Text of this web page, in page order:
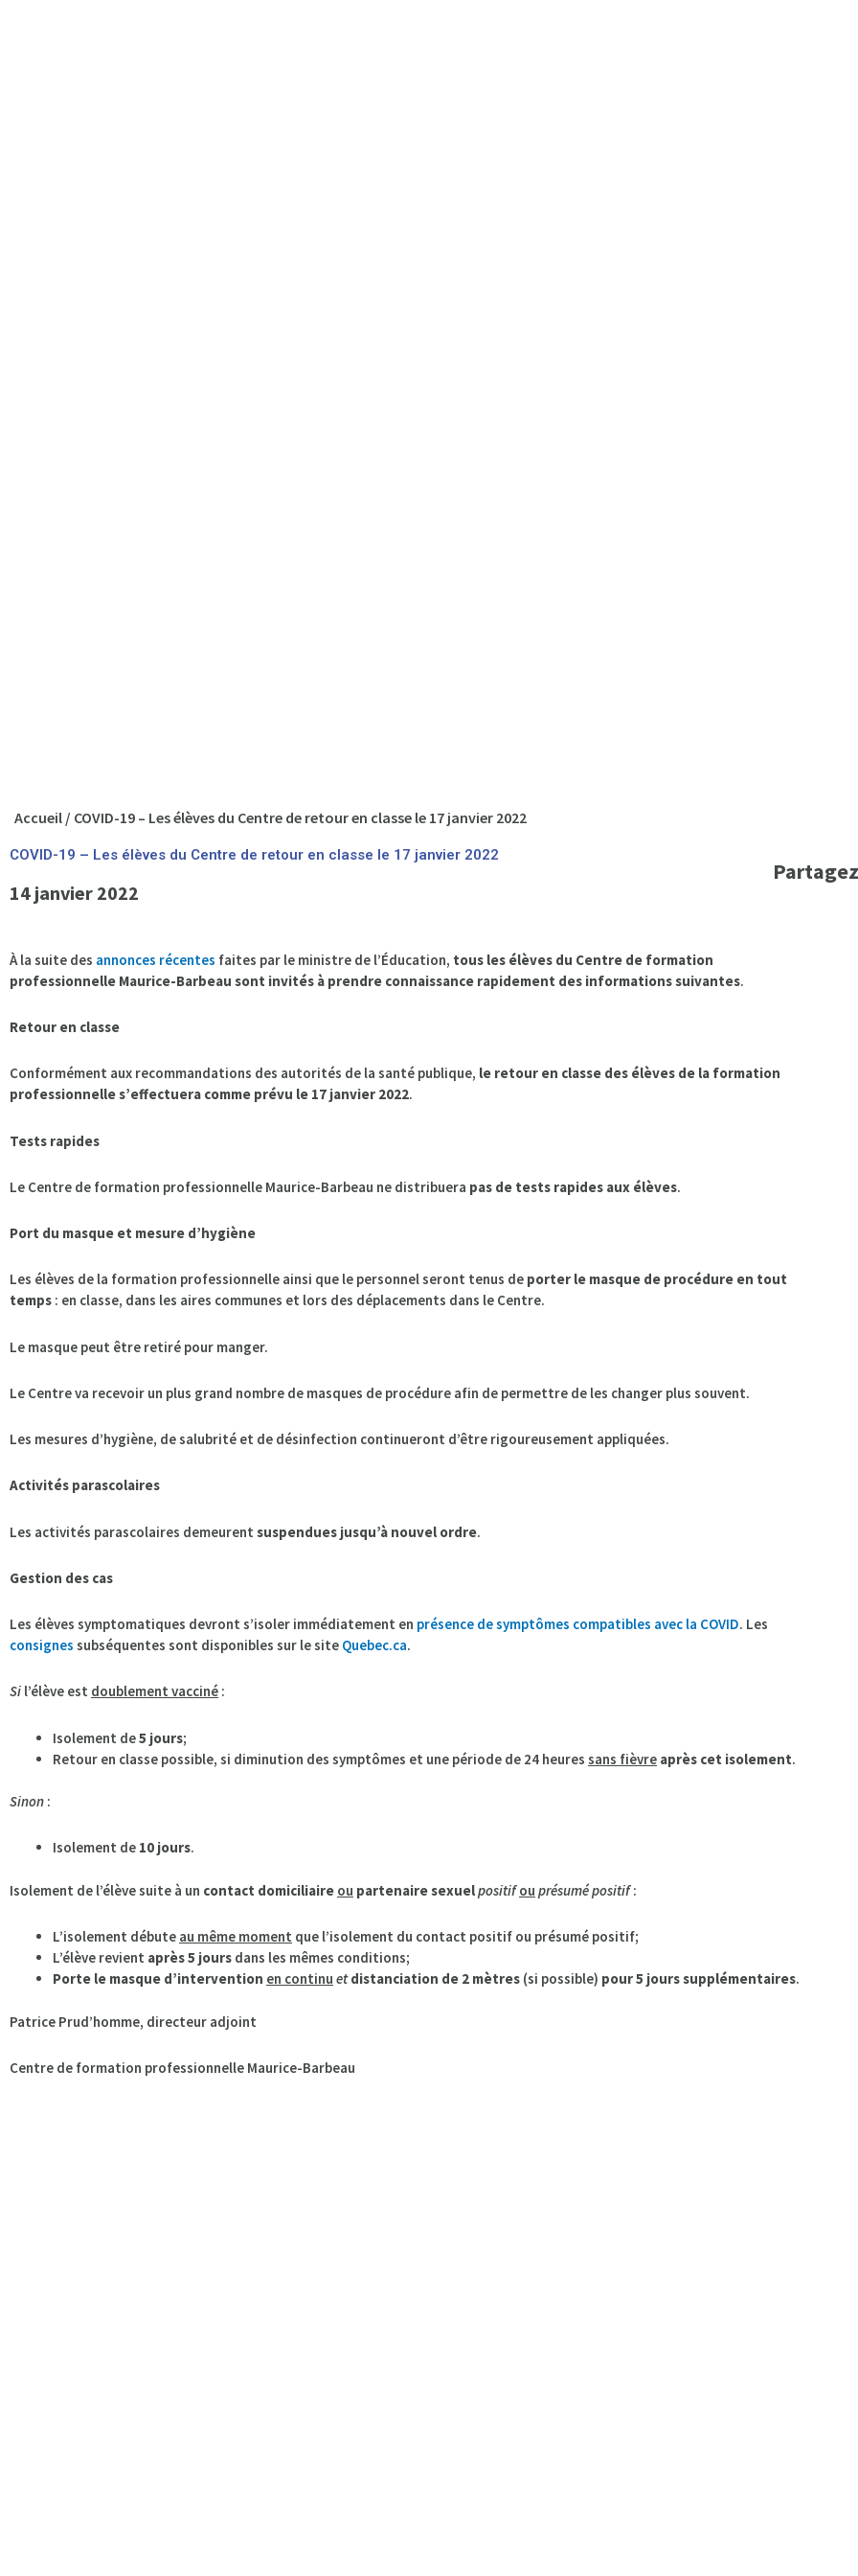
Accueil / COVID-19 – Les élèves du Centre de retour en classe le 17 janvier 2022
COVID-19 – Les élèves du Centre de retour en classe le 17 janvier 2022
14 janvier 2022
À la suite des annonces récentes faites par le ministre de l’Éducation, tous les élèves du Centre de formation
professionnelle Maurice-Barbeau sont invités à prendre connaissance rapidement des informations suivantes.
Retour en classe
Conformément aux recommandations des autorités de la santé publique, le retour en classe des élèves de la formation
professionnelle s’effectuera comme prévu le 17 janvier 2022.
Tests rapides
Le Centre de formation professionnelle Maurice-Barbeau ne distribuera pas de tests rapides aux élèves.
Port du masque et mesure d’hygiène
Les élèves de la formation professionnelle ainsi que le personnel seront tenus de porter le masque de procédure en tout
temps : en classe, dans les aires communes et lors des déplacements dans le Centre.
Le masque peut être retiré pour manger.
Le Centre va recevoir un plus grand nombre de masques de procédure afin de permettre de les changer plus souvent.
Les mesures d’hygiène, de salubrité et de désinfection continueront d’être rigoureusement appliquées.
Activités parascolaires
Les activités parascolaires demeurent suspendues jusqu’à nouvel ordre.
Gestion des cas
Les élèves symptomatiques devront s’isoler immédiatement en présence de symptômes compatibles avec la COVID. Les
consignes subséquentes sont disponibles sur le site Quebec.ca.
Si l’élève est doublement vacciné :
Isolement de5 jours;
Retour en classe possible, si diminution des symptômes et une période de 24 heures sans fièvre après cet isolement.
Sinon :
Isolement de 10 jours.
Isolement de l’élève suite à un contact domiciliaire ou partenaire sexuelpositif ou présumé positif:
L’isolement débute au même moment que l’isolement du contact positif ou présumé positif;
L’élève revient après 5 jours dans les mêmes conditions;
Porte le masque d’intervention en continu et distanciation de 2 mètres (si possible) pour 5 jours supplémentaires.
Patrice Prud’homme, directeur adjoint
Centre de formation professionnelle Maurice-Barbeau